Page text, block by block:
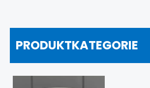
PRODUKTKATEGORIE